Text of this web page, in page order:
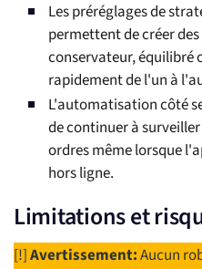
Les préréglages de
permettent de créer
conservateur, équilibré
rapidement de l'un à
L'automatisation côté
de continuer à
ordres même lorsque
hors ligne.
Limitations et
[!]Avertissement:Aucun